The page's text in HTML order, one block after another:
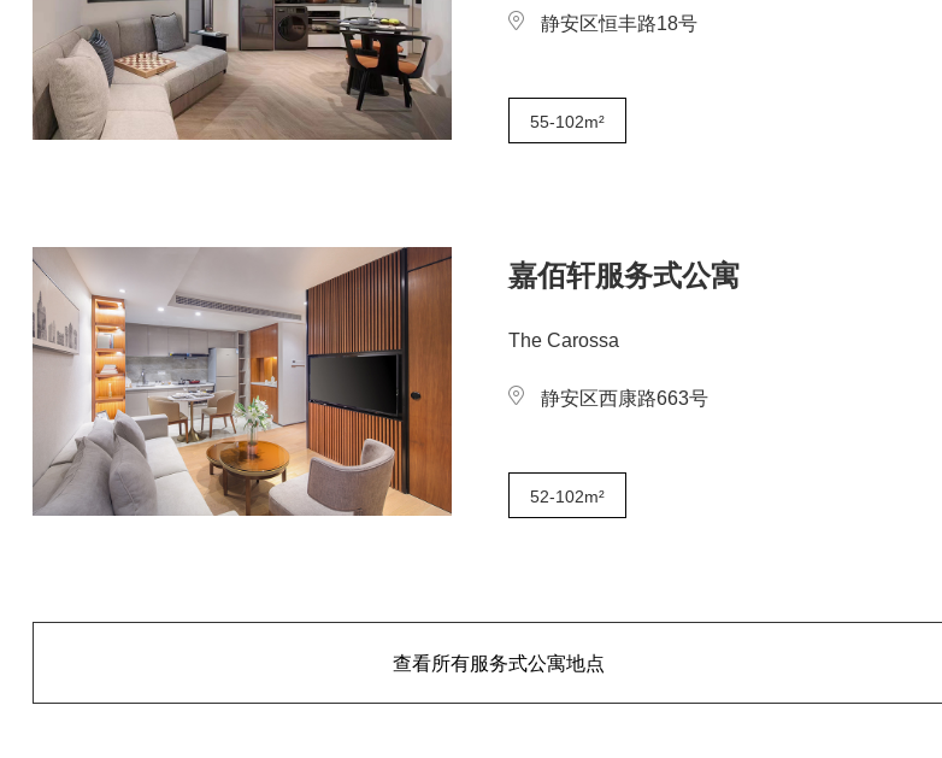
静安区恒丰路18号
55-102m²
嘉佰轩服务式公寓
The Carossa
静安区西康路663号
52-102m²
查看所有服务式公寓地点